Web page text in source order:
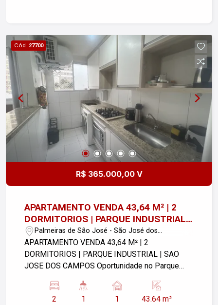
Cozinha funcional Banheiro social Área de
serviço Móveis planejados já inclusos
Apartamento pronto para morar, com ótimo
aproveitamento de espaço e excelente
localização!
Cód. 27700
R$ 365.000,00 V
APARTAMENTO VENDA 43,64 M² | 2
DORMITORIOS | PARQUE INDUSTRIAL |
SAO JOSE DOS CAMPOS
Palmeiras de São José - São José dos
Campos/SP
APARTAMENTO VENDA 43,64 M² | 2
DORMITORIOS | PARQUE INDUSTRIAL | SAO
JOSE DOS CAMPOS Oportunidade no Parque
planejados. Sala para 2 ambientes, equipada com
ar-condicionado de 12.000 BTUs (frio). Cozinha
2 1 1 43.64 m²